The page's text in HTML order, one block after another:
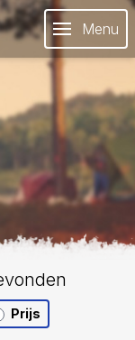
Menu
Prijs